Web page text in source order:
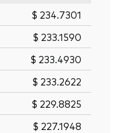
$ 234.7301
$ 233.1590
$ 233.4930
$ 233.2622
$ 229.8825
$ 227.1948